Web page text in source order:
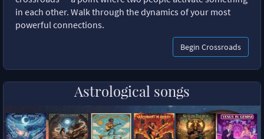
in each other. Walk through the dynamics of your most
powerful connections.
Begin Crossroads
Astrological songs